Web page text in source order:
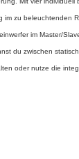
im zu beleuchtenden
im Master/
du zwischen
oder nutze die